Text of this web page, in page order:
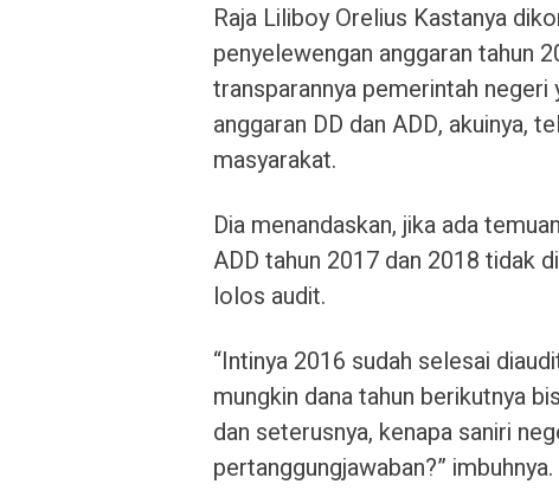
Raja Liliboy Orelius Kastanya
penyelewengan anggaran tahun
transparannya pemerintah negeri
anggaran DD dan ADD, akuinya,
masyarakat.
Dia menandaskan, jika ada
ADD tahun 2017 dan 2018 tidak
lolos audit.
“Intinya 2016 sudah selesai
mungkin dana tahun berikutnya
dan seterusnya, kenapa saniri
pertanggungjawaban?” imbuhnya.